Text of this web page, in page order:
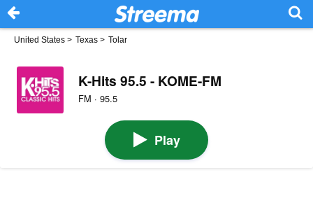
United States > Texas > Tolar
K-Hits 95.5 - KOME-FM
FM · 95.5
Play